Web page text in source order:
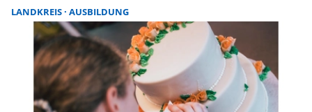
angemeldet. Eine Erweiterung statt eines Neubaus,
betonte Ortsbrandmeister Thomas Böhm bei seiner
Erläuterung des Bedarfs im Stadtrat von Rodenberg.
LANDKREIS AUSBILDUNG